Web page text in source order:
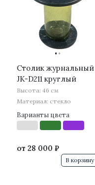
··
Столик журнальный
JK-D211 круглый
Высота: 46 см
Материал: стекло
Варианты цвета
от 28 000 ₽
В корзину